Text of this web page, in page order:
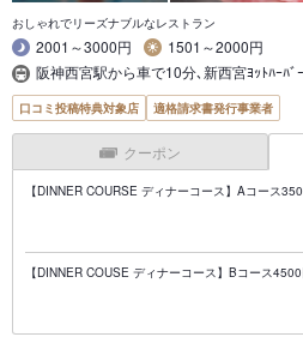
おしゃれでリーズナブルなレストラン
2001～3000円
1501～2000円
阪神西宮駅から車で10分､新西宮ﾖｯﾄﾊｰﾊﾞ
口コミ投稿特典対象店 適格請求書発行事業者
クーポン
【DINNER COURSE ディナーコース】Aコース
【DINNER COUSE ディナーコース】Bコース